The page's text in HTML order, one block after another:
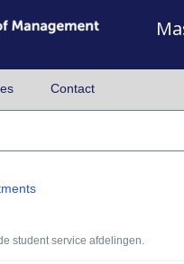
Contact
student service afdelingen.